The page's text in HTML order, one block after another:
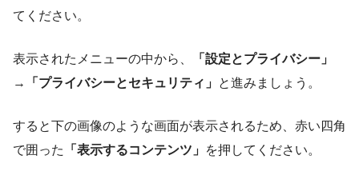
てください。
表示されたメニューの中から、
「設定とプライバシー」
→
「プライバシーとセキュリティ」 と進みましょう。
すると下の画像のような画面が表示されるため、赤い四角
で囲った
「表示するコンテンツ」 を押してください。